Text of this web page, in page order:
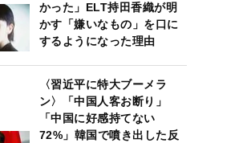
かった」ELT持田香織が明
かす「嫌いなもの」を口に
するようになった理由
〈習近平に特大ブーメラ
ン〉「中国人客お断り」
「中国に好感持てない
72%」韓国で噴き出した反